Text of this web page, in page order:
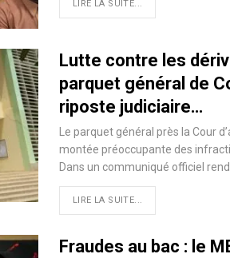
LIRE LA SUITE...
Lutte contre les
parquet général de
riposte judiciaire…
Le parquet général près la Cour
montée préoccupante des
Dans un communiqué officiel
LIRE LA SUITE...
Fraudes au bac : le